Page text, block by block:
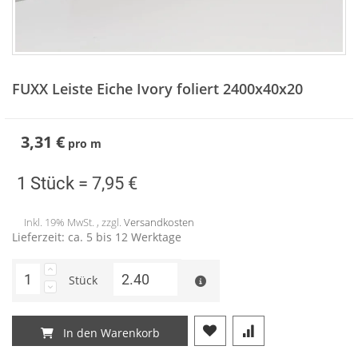
der
FUXX Leiste Eiche Ivory foliert 2400x40x20
3,31 € pro m
1 Stück = 7,95 €
Inkl. 19% MwSt. , zzgl. Versandkosten
Lieferzeit: ca. 5 bis 12 Werktage
Stück
In den Warenkorb